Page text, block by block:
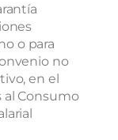
o para
no
en el
al Consumo